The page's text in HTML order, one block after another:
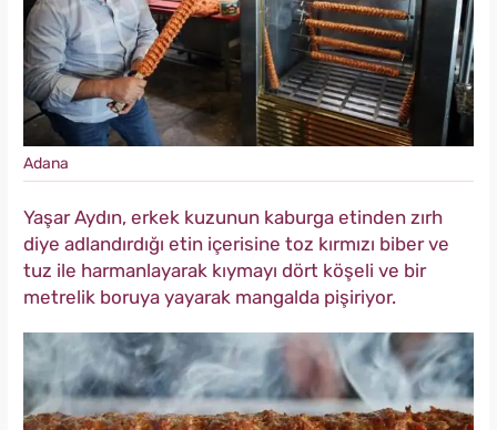
Adana
Yaşar Aydın, erkek kuzunun kaburga etinden zırh
diye adlandırdığı etin içerisine toz kırmızı biber ve
tuz ile harmanlayarak kıymayı dört köşeli ve bir
metrelik boruya yayarak mangalda pişiriyor.